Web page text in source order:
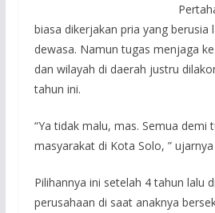
biasa dikerjakan pria yang berusia
dewasa. Namun tugas menjaga
dan wilayah di daerah justru
tahun ini.
“Ya tidak malu, mas. Semua demi
masyarakat di Kota Solo, ”
Pilihannya ini setelah 4 tahun lalu
perusahaan di saat anaknya